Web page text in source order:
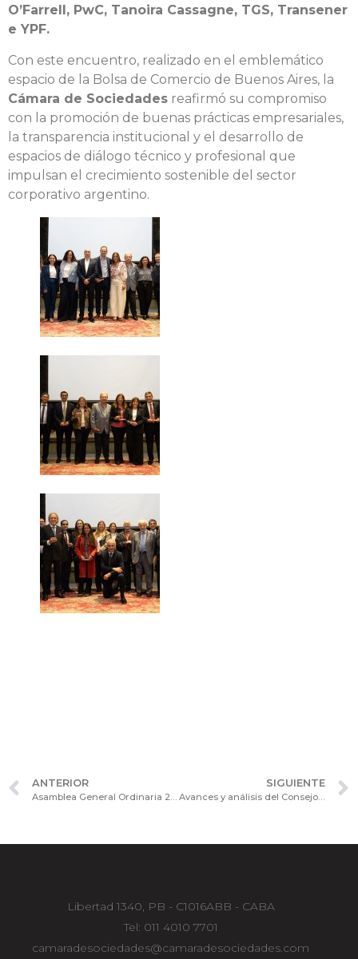
O’Farrell, PwC, Tanoira Cassagne, TGS, Transener
e YPF.
Con este encuentro, realizado en el emblemático
espacio de la Bolsa de Comercio de Buenos Aires, la
Cámara de Sociedades reafirmó su compromiso
con la promoción de buenas prácticas empresariales,
la transparencia institucional y el desarrollo de
espacios de diálogo técnico y profesional que
impulsan el crecimiento sostenible del sector
corporativo argentino.
ANTERIOR SIGUIENTE
Avances y análisis del Consejo Consultivo de Relaciones Laborales en su reunión de noviembre
Libertad 1340, PB - C1016ABB - CABA
Tel: 011 4010 7701
camaradesociedades@camaradesociedades.com